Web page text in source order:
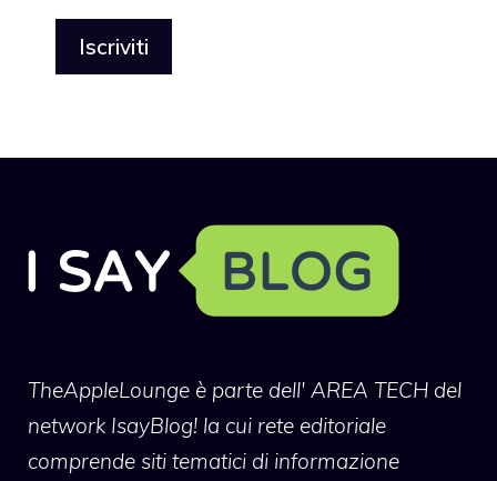
TheAppleLounge è parte dell' AREA TECH del
network IsayBlog! la cui rete editoriale
comprende siti tematici di informazione